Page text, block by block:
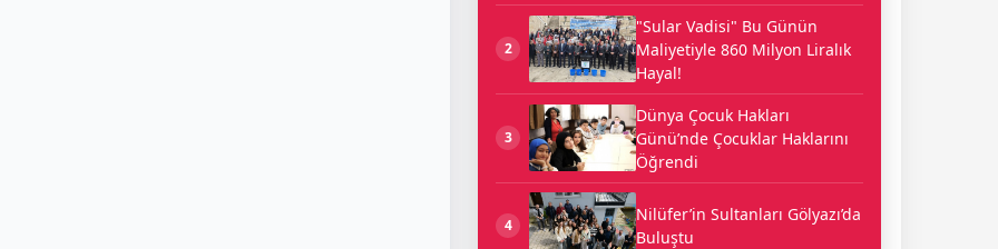
2
"Sular Vadisi" Bu Günün
Maliyetiyle 860 Milyon Liralık
Hayal!
3
Dünya Çocuk Hakları
Günü’nde Çocuklar Haklarını
Öğrendi
4
Nilüfer’in Sultanları Gölyazı’da
Buluştu